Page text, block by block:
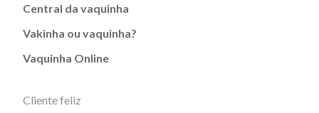
Central da vaquinha
Vakinha ou vaquinha?
Vaquinha Online
Cliente feliz